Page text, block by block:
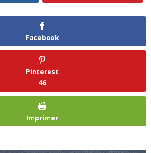
Facebook
Pinterest
46
Imprimer